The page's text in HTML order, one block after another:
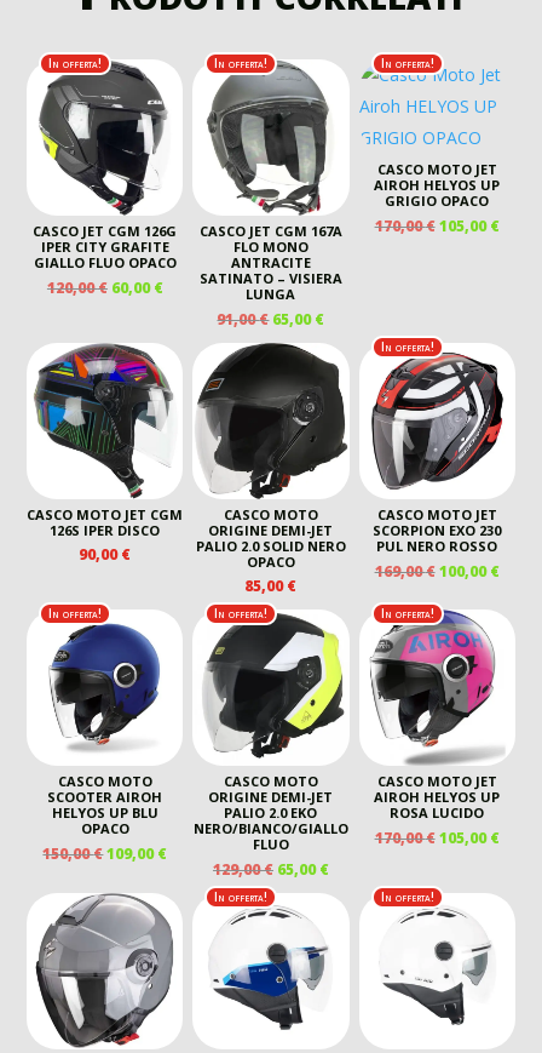
In offerta!
CASCO JET CGM 126G
IPER CITY GRAFITE
GIALLO FLUO OPACO
120,00€ IL
ERA:
120,00 €.
60,00€IL
ATTUALE
È:
60,00 €.
In offerta!
CASCO JET CGM 167A
FLO MONO
ANTRACITE
SATINATO – VISIERA
LUNGA
91,00€ IL
PREZZO
ORIGINALE
ERA:
91,00 €.
65,00€IL
PREZZO
ATTUALE
65,00 €.
In offerta!
CASCO MOTO JET
AIROH HELYOS UP
GRIGIO OPACO
170,00€ IL
105,00€IL
CASCO MOTO JET CGM
126S IPER DISCO
90,00€
CASCO MOTO
ORIGINE DEMI-JET
PALIO 2.0 SOLID NERO
OPACO
85,00€
In offerta!
CASCO MOTO JET
SCORPION EXO 230
PUL NERO ROSSO
169,00€ IL
ORIGINALE
ERA:
169,00 €.
100,00€IL
In offerta!
CASCO MOTO
SCOOTER AIROH
HELYOS UP BLU
OPACO
150,00€IL
ORIGINALE
ERA:
150,00 €.
109,00€IL
PREZZO
ATTUALE
È:
109,00 €.
In offerta!
CASCO MOTO
ORIGINE DEMI-JET
PALIO 2.0 EKO
NERO/BIANCO/GIALLO
FLUO
129,00€ IL
PREZZO
ORIGINALE
129,00 €.
65,00€IL
PREZZO
ATTUALE
65,00 €.
In offerta!
CASCO MOTO JET
AIROH HELYOS UP
ROSA LUCIDO
170,00€ IL
ERA:
170,00 €.
105,00€IL
È:
In offerta! In offerta!